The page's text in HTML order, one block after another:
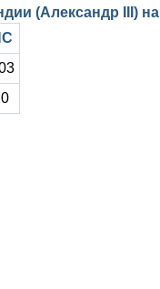
(Александр III) на